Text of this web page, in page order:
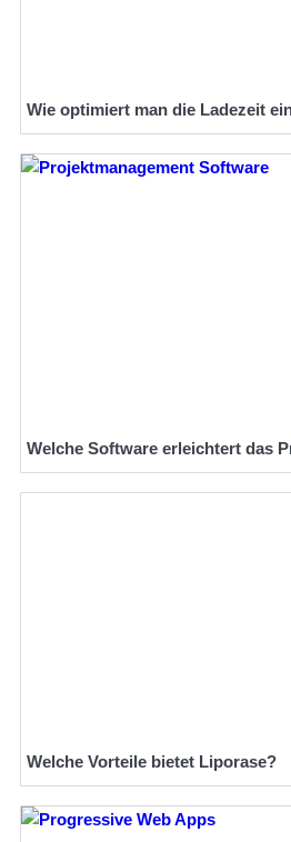
Wie optimiert man die Ladezeit
Welche Software erleichtert das
Welche Vorteile bietet Liporase?